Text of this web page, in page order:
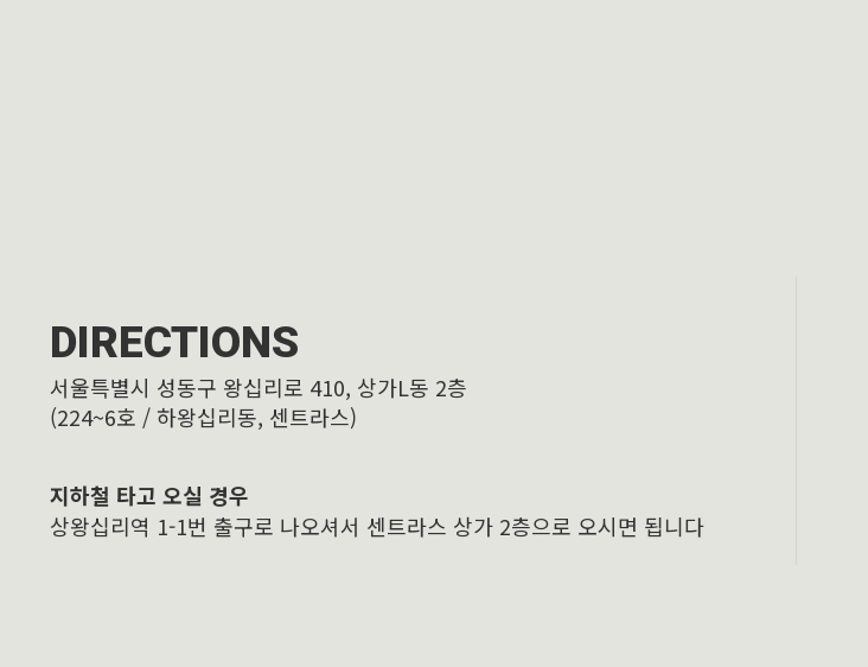
DIRECTIONS
서울특별시 성동구 왕십리로 410, 상가L동 2층
(224~6호 / 하왕십리동, 센트라스)
지하철 타고 오실 경우
상왕십리역 1-1번 출구로 나오셔서 센트라스 상가 2층으로 오시면 됩니다